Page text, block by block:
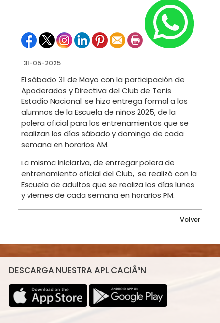
31-05-2025
El sábado 31 de Mayo con la participación de
Apoderados y Directiva del Club de Tenis
Estadio Nacional, se hizo entrega formal a los
alumnos de la Escuela de niños 2025, de la
polera oficial para los entrenamientos que se
realizan los días sábado y domingo de cada
semana en horarios AM.
La misma iniciativa, de entregar polera de
entrenamiento oficial del Club, se realizó con la
Escuela de adultos que se realiza los días lunes
y viernes de cada semana en horarios PM.
Volver
DESCARGA NUESTRA APLICACIÃ³N